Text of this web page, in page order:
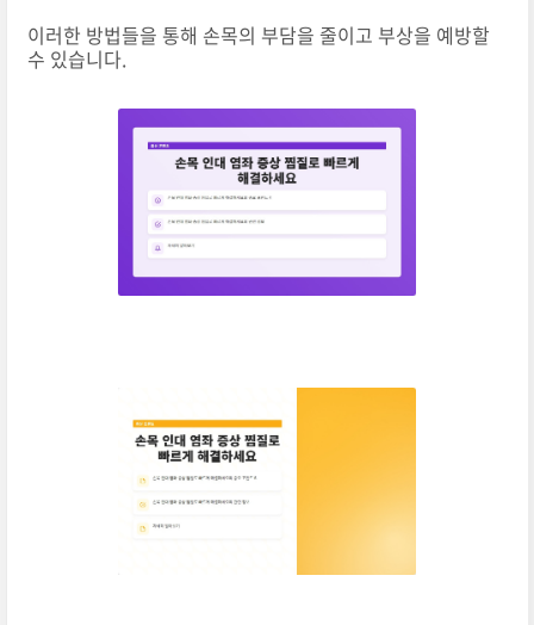
이러한 방법들을 통해 손목의 부담을 줄이고 부상을 예방할
수 있습니다.